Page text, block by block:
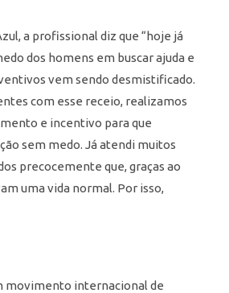
a profissional diz que “hoje já
dos homens em buscar ajuda e
vem sendo desmistificado.
com esse receio, realizamos
e incentivo para que
sem medo. Já atendi muitos
precocemente que, graças ao
uma vida normal. Por isso,
movimento internacional de